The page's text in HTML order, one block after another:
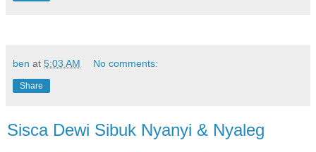
ben at 5:03 AM No comments:
Share
Sisca Dewi Sibuk Nyanyi & Nyaleg